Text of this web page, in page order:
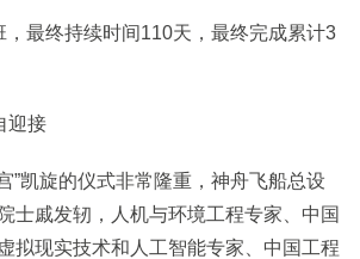
，最终持续时间110天，最终完成累计3
迎接
”凯旋的仪式非常隆重，神舟飞船总设
士戚发轫，人机与环境工程专家、中国
拟现实技术和人工智能专家、中国工程